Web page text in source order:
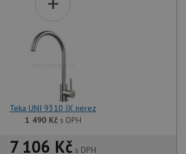
Teka UNI 9310 IX nerez
1 490 Kčs DPH
7 106 Kč s DPH